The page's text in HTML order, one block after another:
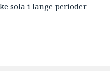
sola i lange perioder
våtromsplater